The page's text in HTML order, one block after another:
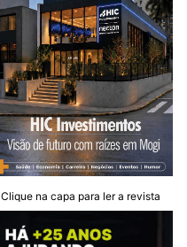
Clique na capa para ler a revista